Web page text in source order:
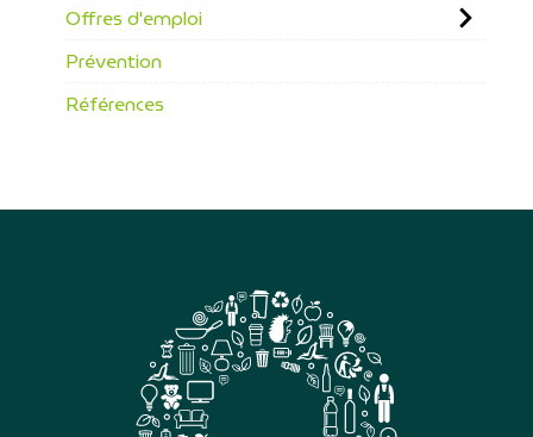
Offres d'emploi
Prévention
Références